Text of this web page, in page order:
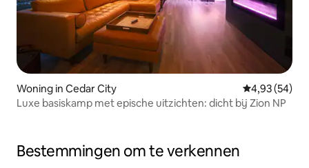
Woning in Cedar City Gemiddelde
4,93 (54)
Luxe basiskamp met epische uitzichten: dicht bij Zion NP
Bestemmingen om te verkennen